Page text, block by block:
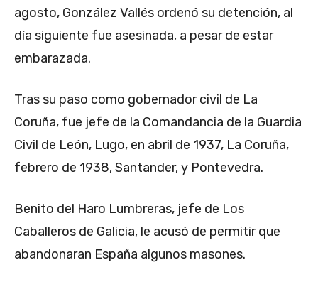
agosto, González Vallés ordenó su detención, al
día siguiente fue asesinada, a pesar de estar
embarazada.
Tras su paso como gobernador civil de La
Coruña, fue jefe de la Comandancia de la Guardia
Civil de León, Lugo, en abril de 1937, La Coruña,
febrero de 1938, Santander, y Pontevedra.
Benito del Haro Lumbreras, jefe de Los
Caballeros de Galicia, le acusó de permitir que
abandonaran España algunos masones.